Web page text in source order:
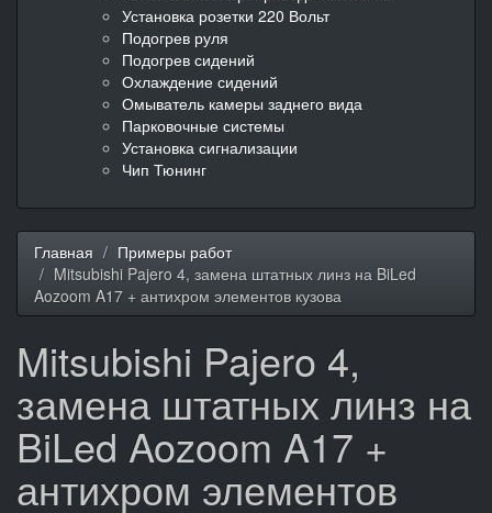
Установка розетки 220 Вольт
Подогрев руля
Подогрев сидений
Охлаждение сидений
Омыватель камеры заднего вида
Парковочные системы
Установка сигнализации
Чип Тюнинг
Главная
Примеры работ
Mitsubishi Pajero 4, замена штатных линз на BiLed
Aozoom A17 + антихром элементов кузова
Mitsubishi Pajero 4,
замена штатных линз на
BiLed Aozoom A17 +
антихром элементов